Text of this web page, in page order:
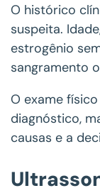
O histórico
suspeita.
estrogênio
sangramento
O exame
diagnóstico,
causas e a